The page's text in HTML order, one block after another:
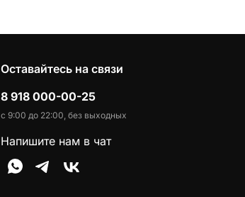
Оставайтесь на связи
8 918 000-00-25
с 9:00 до 22:00, без выходных
Напишите нам в чат